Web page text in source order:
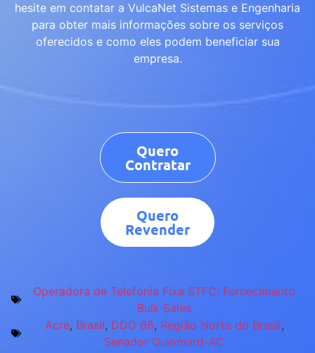
hesite em contatar a VulcaNet Sistemas e Engenharia
para obter mais informações sobre os serviços
oferecidos e como eles podem beneficiar sua
empresa.
Quero
Contratar
Quero
Revender
Operadora de Telefonia Fixa STFC: Fornecimento
Bulk Sales
Acre, Brasil, DDD 68, Região Norte do Brasil,
Senador Guiomard-AC